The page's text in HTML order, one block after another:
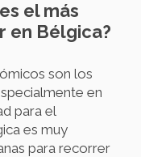
el más
en Bélgica?
son los
en
para el
es muy
para recorrer